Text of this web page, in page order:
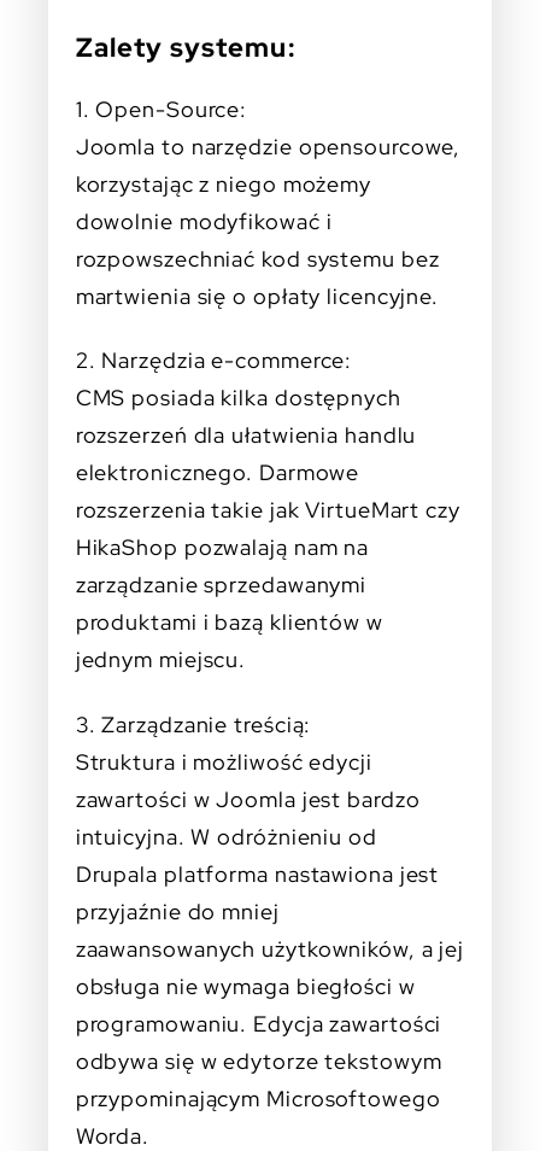
Zalety systemu:
1. Open-Source:
Joomla to narzędzie opensourcowe,
korzystając z niego możemy
dowolnie modyfikować i
rozpowszechniać kod systemu bez
martwienia się o opłaty licencyjne.
2. Narzędzia e-commerce:
CMS posiada kilka dostępnych
rozszerzeń dla ułatwienia handlu
elektronicznego. Darmowe
rozszerzenia takie jak VirtueMart czy
HikaShop pozwalają nam na
zarządzanie sprzedawanymi
produktami i bazą klientów w
jednym miejscu.
3. Zarządzanie treścią:
Struktura i możliwość edycji
zawartości w Joomla jest bardzo
intuicyjna. W odróżnieniu od
Drupala platforma nastawiona jest
przyjaźnie do mniej
zaawansowanych użytkowników, a jej
obsługa nie wymaga biegłości w
programowaniu. Edycja zawartości
odbywa się w edytorze tekstowym
przypominającym Microsoftowego
Worda.